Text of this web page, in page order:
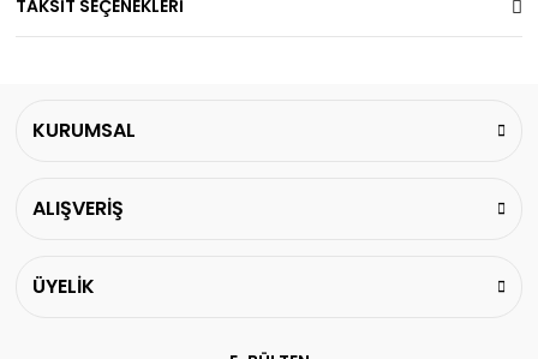
TAKSİT SEÇENEKLERİ
KURUMSAL
ALIŞVERİŞ
ÜYELİK